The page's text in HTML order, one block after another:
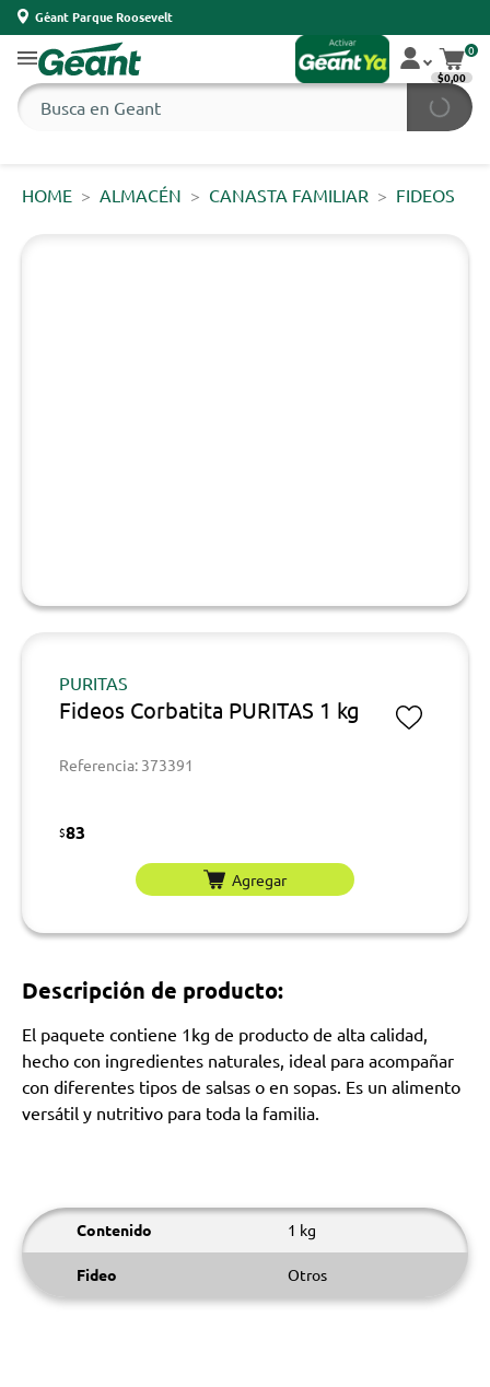
Géant Parque Roosevelt
0
$0,00
HOME ALMACÉN CANASTA FAMILIAR FIDEOS
PURITAS
Fideos Corbatita PURITAS 1 kg
Referencia: 373391
$83
Agregar
Descripción de producto:
El paquete contiene 1kg de producto de alta calidad,
hecho con ingredientes naturales, ideal para acompañar
con diferentes tipos de salsas o en sopas. Es un alimento
versátil y nutritivo para toda la familia.
Contenido 1 kg
Fideo Otros